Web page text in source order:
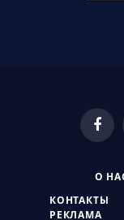
О
КОНТАКТЫ
РЕКЛАМА